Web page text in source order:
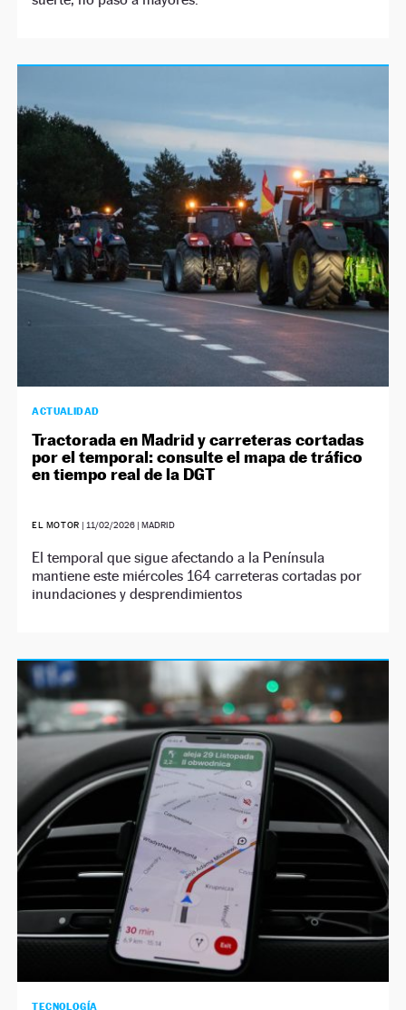
ACTUALIDAD
Tractorada en Madrid y carreteras cortadas
por el temporal: consulte el mapa de tráfico
en tiempo real de la DGT
EL MOTOR | 11/02/2026| MADRID
El temporal que sigue afectando a la Península
mantiene este miércoles 164 carreteras cortadas por
inundaciones y desprendimientos
TECNOLOGÍA